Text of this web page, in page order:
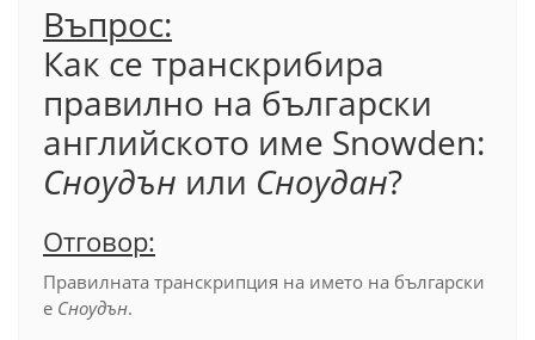
Въпрос:
Как се транскрибира
правилно на български
английското име Snowden:
Сноудън или Сноудан?
Отговор:
Правилната транскрипция на името на български
е Сноудън.